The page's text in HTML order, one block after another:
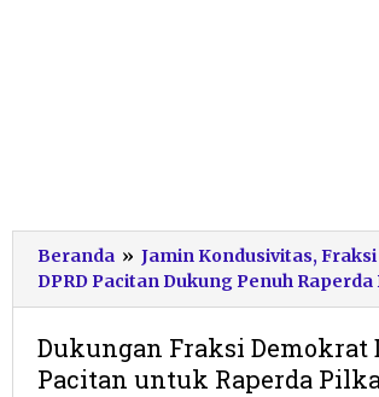
Beranda » Jamin Kondusivitas,
DPRD Pacitan Dukung Penuh Raperda
Dukungan Fraksi Demokrat
Pacitan untuk Raperda